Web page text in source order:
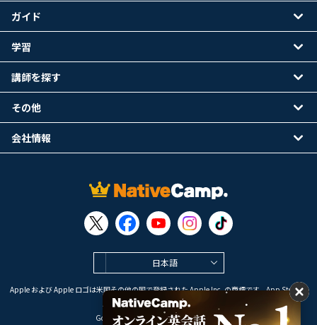
日本語
Apple および Apple ロゴは米国その他の国で登録された Apple Inc. の商標です。App Store は
Apple Inc. のサービスマークです。
Google Play は Google LLC の商標です。
ガイド
学習
講師を探す
その他
会社情報